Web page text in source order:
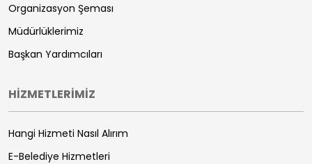
Organizasyon Şeması
Müdürlüklerimiz
Başkan Yardımcıları
HİZMETLERİMİZ
Hangi Hizmeti Nasıl Alırım
E-Belediye Hizmetleri